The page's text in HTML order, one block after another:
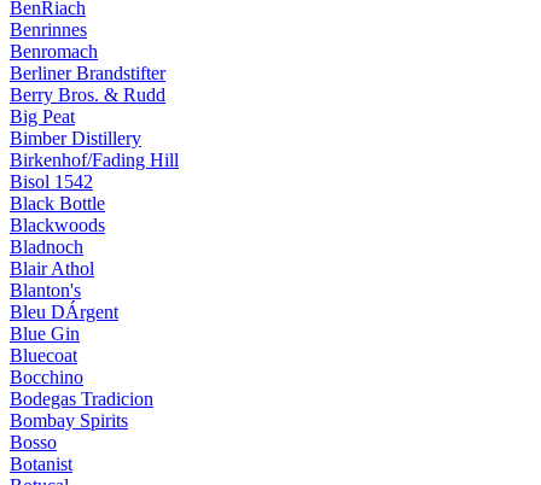
BenRiach
Benrinnes
Benromach
Berliner Brandstifter
Berry Bros. & Rudd
Big Peat
Bimber Distillery
Birkenhof/Fading Hill
Bisol 1542
Black Bottle
Blackwoods
Bladnoch
Blair Athol
Blanton's
Bleu DÁrgent
Blue Gin
Bluecoat
Bocchino
Bodegas Tradicion
Bombay Spirits
Bosso
Botanist